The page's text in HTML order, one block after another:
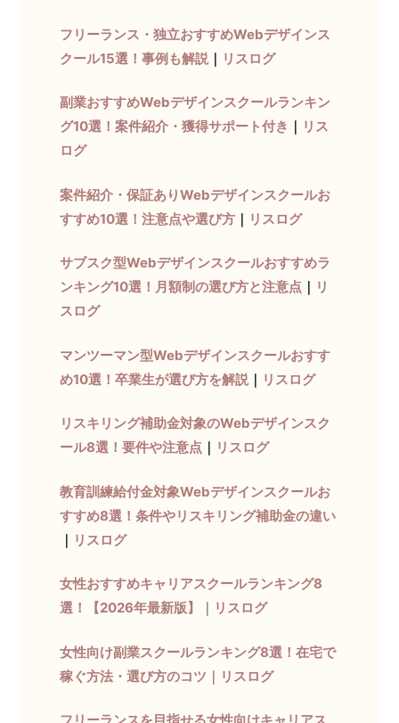
フリーランス・独立おすすめWebデザインス
クール15選！事例も解説 ｜ リスログ
副業おすすめWebデザインスクールランキン
グ10選！案件紹介・獲得サポート付き ｜ リス
ログ
案件紹介・保証ありWebデザインスクールお
すすめ10選！注意点や選び方 ｜ リスログ
サブスク型Webデザインスクールおすすめラ
ンキング10選！月額制の選び方と注意点 ｜ リ
スログ
マンツーマン型Webデザインスクールおすす
め10選！卒業生が選び方を解説 ｜ リスログ
リスキリング補助金対象のWebデザインスク
ール8選！要件や注意点 ｜ リスログ
教育訓練給付金対象Webデザインスクールお
すすめ8選！条件やリスキリング補助金の違い
｜ リスログ
女性おすすめキャリアスクールランキング8
選！【2026年最新版】｜リスログ
女性向け副業スクールランキング8選！在宅で
稼ぐ方法・選び方のコツ｜リスログ